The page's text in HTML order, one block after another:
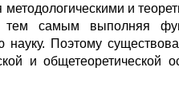
и
самым выполняя
Поэтому
и